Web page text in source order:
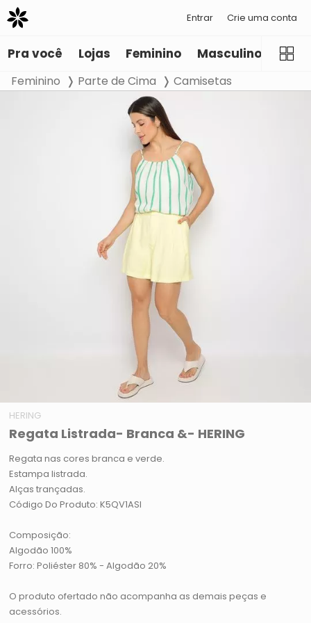
Entrar Crie uma conta
Pra você Lojas Feminino Masculino
Feminino Parte de Cima Camisetas
HERING
Regata Listrada- Branca &- HERING
Regata nas cores branca e verde.
Estampa listrada.
Alças trançadas.
Código Do Produto: K5QV1ASI
Composição:
Algodão 100%
Forro: Poliéster 80% - Algodão 20%
O produto ofertado não acompanha as demais peças e
acessórios.